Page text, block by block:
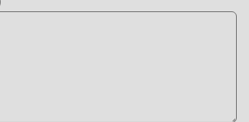
menunggu untuk Anda mainkan,